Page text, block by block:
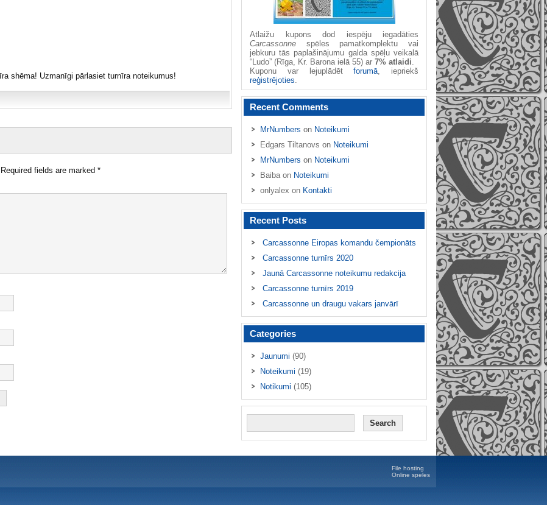
shēma! Uzmanīgi pārlasiet turnīra noteikumus!
Required fields are marked *
Atlaižu kupons dod iespēju iegadāties
Carcassonne spēles pamatkomplektu vai
jebkuru tās paplašinājumu galda spēļu veikalā
“Ludo” (Rīga, Kr. Barona ielā 55) ar 7% atlaidi.
Kuponu var lejuplādētforumā, iepriekš
reģistrējoties.
Recent Comments
MrNumbers on Noteikumi
Edgars Tiltanovs on Noteikumi
MrNumbers on Noteikumi
Baibaon Noteikumi
onlyalex on Kontakti
Recent Posts
Carcassonne Eiropas komandu čempionāts
Carcassonne turnīrs 2020
Jaunā Carcassonne noteikumu redakcija
Carcassonne turnīrs 2019
Carcassonne un draugu vakars janvārī
Categories
Jaunumi (90)
Noteikumi (19)
Notikumi (105)
File hosting
Online speles